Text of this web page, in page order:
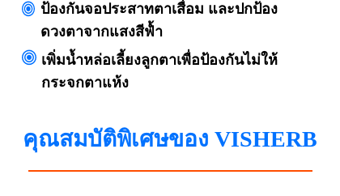
เพิ่มน้ำหล่อเลี้ยงลูกตาเพื่อป้องกันไม่ให้
กระจกตาแห้ง
ป้องกันจอประสาทตาเสื่อม และปกป้อง
ดวงตาจากแสงสีฟ้ำ
คุณสมบัติพิเศษของ VISHERB